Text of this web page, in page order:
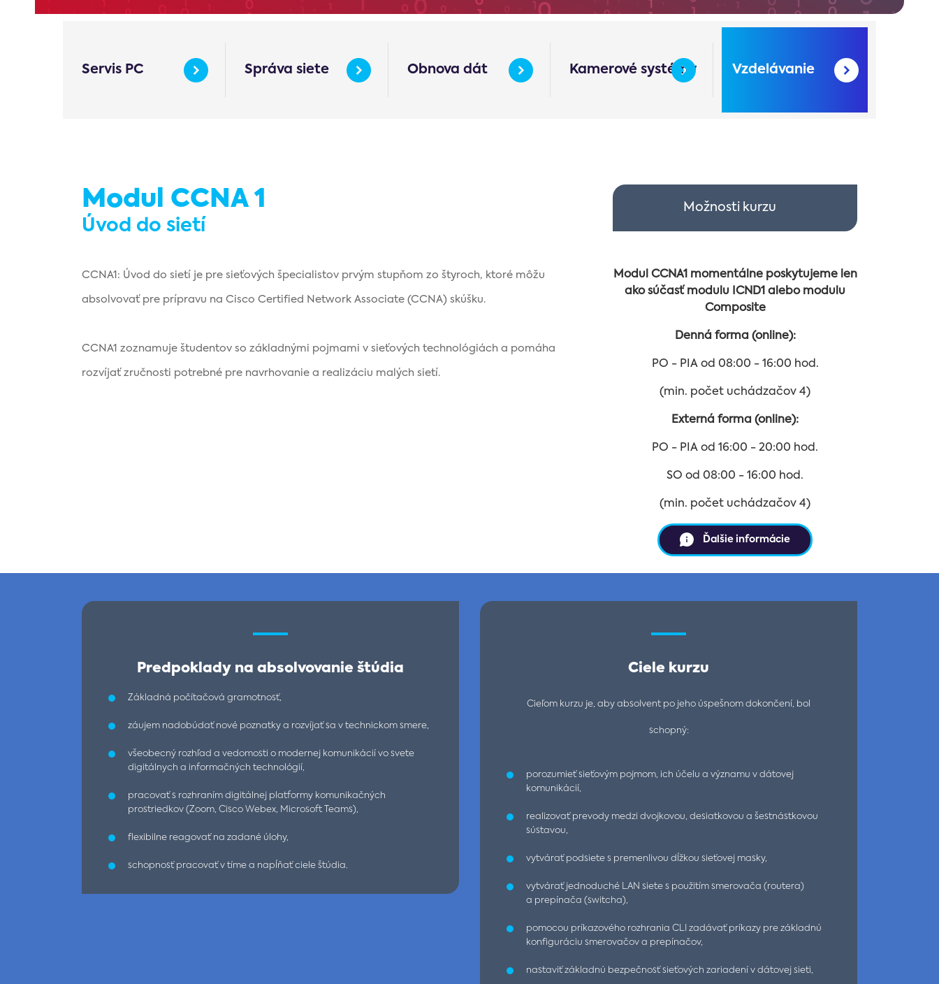
Servis PC Správa siete Obnova dát Kamerové systémy Vzdelávanie
Modul CCNA 1
Úvod do sietí
CCNA1: Úvod do sietí je pre sieťových špecialistov prvým stupňom zo štyroch, ktoré môžu
absolvovať pre prípravu na Cisco Certified Network Associate (CCNA) skúšku.
CCNA1 zoznamuje študentov so základnými pojmami v sieťových technológiách a pomáha
rozvíjať zručnosti potrebné pre navrhovanie a realizáciu malých sietí.
Možnosti kurzu
Modul CCNA1 momentálne poskytujeme len
ako súčasť modulu ICND1 alebo modulu
Composite
Denná forma (online):
PO - PIA od 08:00 - 16:00 hod.
(min. počet uchádzačov 4)
Externá forma (online):
PO - PIA od 16:00 - 20:00 hod.
SO od 08:00 - 16:00 hod.
(min. počet uchádzačov 4)
Ďalšie informácie
Predpoklady na absolvovanie štúdia
Základná počítačová gramotnosť,
záujem nadobúdať nové poznatky a rozvíjať sa v technickom smere,
všeobecný rozhľad a vedomosti o modernej komunikácií vo svete
digitálnych a informačných technológií,
pracovať s rozhraním digitálnej platformy komunikačných
prostriedkov (Zoom, Cisco Webex, Microsoft Teams),
flexibilne reagovať na zadané úlohy,
schopnosť pracovať v tíme a napĺňať ciele štúdia.
Ciele kurzu
Cieľom kurzu je, aby absolvent po jeho úspešnom dokončení, bol
schopný:
porozumieť sieťovým pojmom, ich účelu a významu v dátovej
komunikácií,
realizovať prevody medzi dvojkovou, desiatkovou a šestnástkovou
sústavou,
vytvárať podsiete s premenlivou dĺžkou sieťovej masky,
vytvárať jednoduché LAN siete s použitím smerovača (routera)
a prepínača (switcha),
pomocou príkazového rozhrania CLI zadávať príkazy pre základnú
konfiguráciu smerovačov a prepínačov,
nastaviť základnú bezpečnosť sieťových zariadení v dátovej sieti,